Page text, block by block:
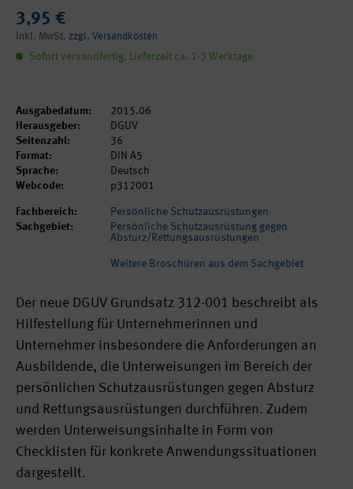
3,95 €
inkl. MwSt. zzgl. Versandkosten
Sofort versandfertig, Lieferzeit ca. 1-3 Werktage
Ausgabedatum:
2015.06
Herausgeber:
DGUV
Seitenzahl:
36
Format:
DIN A5
Sprache:
Deutsch
Webcode:
p312001
Fachbereich:
Persönliche Schutzausrüstungen
Sachgebiet:
Persönliche Schutzausrüstung gegen
Absturz/Rettungsausrüstungen
Weitere Broschüren aus dem Sachgebiet
Der neue DGUV Grundsatz 312-001 beschreibt als
Hilfestellung für Unternehmerinnen und
Unternehmer insbesondere die Anforderungen an
Ausbildende, die Unterweisungen im Bereich der
persönlichen Schutzausrüstungen gegen Absturz
und Rettungsausrüstungen durchführen. Zudem
werden Unterweisungsinhalte in Form von
Checklisten für konkrete Anwendungssituationen
dargestellt.